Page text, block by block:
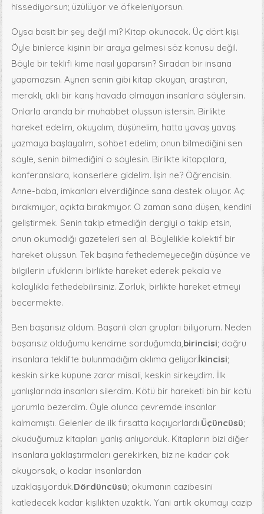
hissediyorsun; üzülüyor ve öfkeleniyorsun.
Oysa basit bir şey değil mi? Kitap okunacak. Üç dört kişi.
Öyle binlerce kişinin bir araya gelmesi söz konusu değil.
Böyle bir teklifi kime nasıl yaparsın? Sıradan bir insana
yapamazsın. Aynen senin gibi kitap okuyan, araştıran,
meraklı, aklı bir karış havada olmayan insanlara söylersin.
Onlarla aranda bir muhabbet oluşsun istersin. Birlikte
hareket edelim, okuyalım, düşünelim, hatta yavaş yavaş
yazmaya başlayalım, sohbet edelim; onun bilmediğini sen
söyle, senin bilmediğini o söylesin. Birlikte kitapçılara,
konferanslara, konserlere gidelim. İşin ne? Öğrencisin.
Anne-baba, imkanları elverdiğince sana destek oluyor. Aç
bırakmıyor, açıkta bırakmıyor. O zaman sana düşen, kendini
geliştirmek. Senin takip etmediğin dergiyi o takip etsin,
onun okumadığı gazeteleri sen al. Böylelikle kolektif bir
hareket oluşsun. Tek başına fethedemeyeceğin düşünce ve
bilgilerin ufuklarını birlikte hareket ederek pekala ve
kolaylıkla fethedebilirsiniz. Zorluk, birlikte hareket etmeyi
becermekte.
Ben başarısız oldum. Başarılı olan grupları biliyorum. Neden
başarısız olduğumu kendime sorduğumda,birincisi; doğru
insanlara teklifte bulunmadığım aklıma geliyor.İkincisi;
keskin sirke küpüne zarar misali, keskin sirkeydim. İlk
yanlışlarında insanları silerdim. Kötü bir hareketi bin bir kötü
yorumla bezerdim. Öyle olunca çevremde insanlar
kalmamıştı. Gelenler de ilk fırsatta kaçıyorlardı.Üçüncüsü;
okuduğumuz kitapları yanlış anlıyorduk. Kitapların bizi diğer
insanlara yaklaştırmaları gerekirken, biz ne kadar çok
okuyorsak, o kadar insanlardan
uzaklaşıyorduk.Dördüncüsü; okumanın cazibesini
katledecek kadar kişilikten uzaktık. Yani artık okumayı cazip